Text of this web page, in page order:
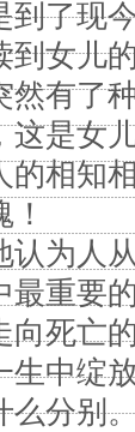
到了现
到女儿
然有了
这是女
的相知
认为人
最重要
向死亡
生中绽
么分别